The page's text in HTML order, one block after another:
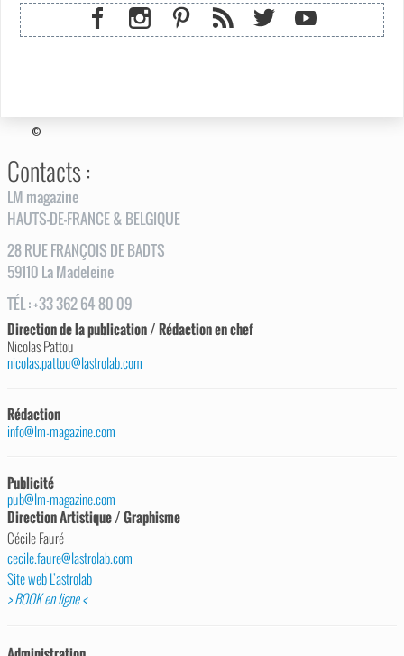
©
Contacts :
LM magazine
HAUTS-DE-FRANCE & BELGIQUE
28RUEFRANÇOIS DE BADTS
59110 La Madeleine
TÉL:+33 362 64 80 09
Direction de la publication / Rédaction en chef
Nicolas Pattou
nicolas.pattou@lastrolab.com
Rédaction
info@lm-magazine.com
Publicité
pub@lm-magazine.com
Direction Artistique / Graphisme
Cécile Fauré
cecile.faure@lastrolab.com
Site web L’astrolab
> BOOK en ligne <